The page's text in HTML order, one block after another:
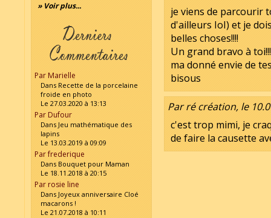
» Voir plus...
Par Marielle
Dans Recette de la porcelaine
froide en photo
Le 27.03.2020 à 13:13
Par Dufour
Dans Jeu mathématique des
lapins
Le 13.03.2019 à 09:09
Par frederique
Dans Bouquet pour Maman
Le 18.11.2018 à 20:15
Par rosie line
Dans Joyeux anniversaire Cloé
macarons !
Le 21.07.2018 à 10:11
je viens de parcourir
d'ailleurs IoI) et je
belles choses!!!!
Un grand bravo à
ma donné envie de
bisous
Par ré création, le
c'est trop mimi, je
de faire la causette